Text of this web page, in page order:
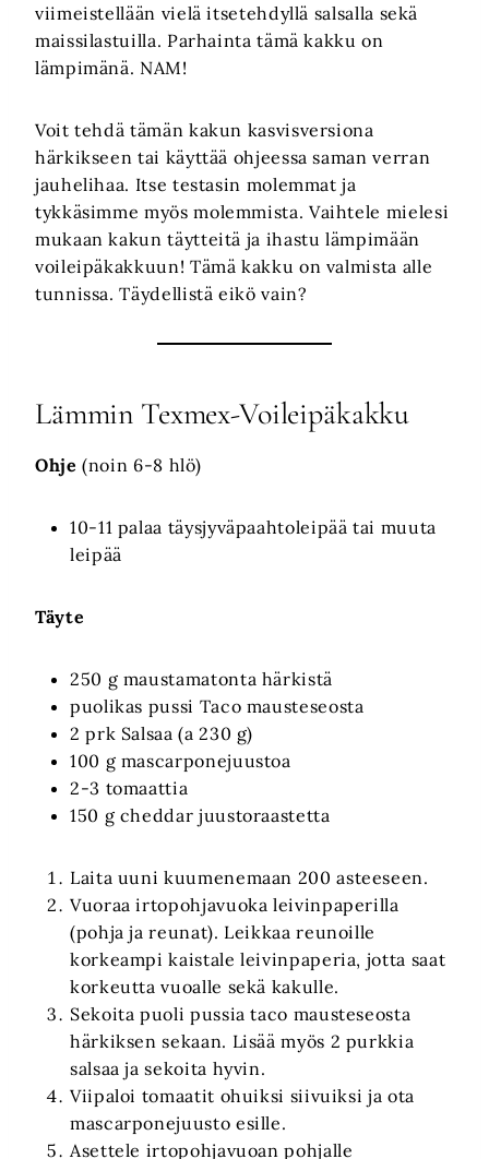
viimeistellään vielä itsetehdyllä salsalla sekä
maissilastuilla. Parhainta tämä kakku on
lämpimänä. NAM!
Voit tehdä tämän kakun kasvisversiona
härkikseen tai käyttää ohjeessa saman verran
jauhelihaa. Itse testasin molemmat ja
tykkäsimme myös molemmista. Vaihtele mielesi
mukaan kakun täytteitä ja ihastu lämpimään
voileipäkakkuun! Tämä kakku on valmista alle
tunnissa. Täydellistä eikö vain?
Lämmin Texmex-Voileipäkakku
Ohje (noin 6-8 hlö)
10-11 palaa täysjyväpaahtoleipää tai muuta
leipää
Täyte
250 g maustamatonta härkistä
puolikas pussi Taco mausteseosta
2 prk Salsaa (a 230 g)
100 g mascarponejuustoa
2-3 tomaattia
150 g cheddar juustoraastetta
Laita uuni kuumenemaan 200 asteeseen.
Vuoraa irtopohjavuoka leivinpaperilla
(pohja ja reunat). Leikkaa reunoille
korkeampi kaistale leivinpaperia, jotta saat
korkeutta vuoalle sekä kakulle.
Sekoita puoli pussia taco mausteseosta
härkiksen sekaan. Lisää myös 2 purkkia
salsaa ja sekoita hyvin.
Viipaloi tomaatit ohuiksi siivuiksi ja ota
mascarponejuusto esille.
Asettele irtopohjavuoan pohjalle